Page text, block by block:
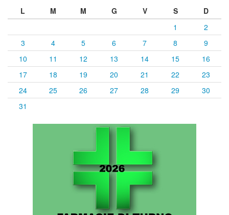
L
M M G V S
D
1
2
3
4 5 6 7 8
9
10
11 12 13 14 15
16
17
18 19 20 21 22
23
24
25 26 27 28 29
30
31